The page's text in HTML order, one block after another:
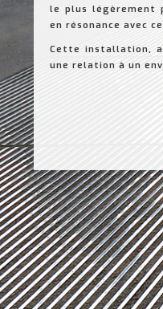
le plus légèrement
en résonance avec
Cette installation,
une relation à un